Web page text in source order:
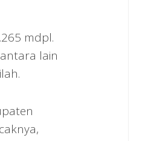
mdpl.
lain